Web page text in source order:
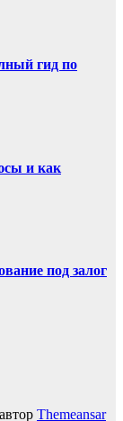
гид по
и как
под залог
Themeansar